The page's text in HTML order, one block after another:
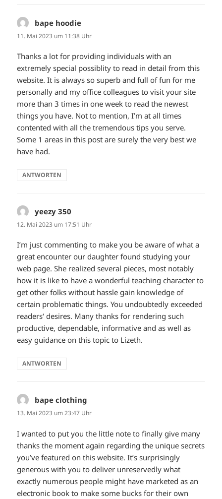
bape hoodie
11. Mai 2023 um 11:38 Uhr
Thanks a lot for providing individuals with an
extremely special possiblity to read in detail from this
website. It is always so superb and full of fun for me
personally and my office colleagues to visit your site
more than 3 times in one week to read the newest
things you have. Not to mention, I’m at all times
contented with all the tremendous tips you serve.
Some 1 areas in this post are surely the very best we
have had.
ANTWORTEN
yeezy 350
12. Mai 2023 um 17:51 Uhr
I’m just commenting to make you be aware of what a
great encounter our daughter found studying your
web page. She realized several pieces, most notably
how it is like to have a wonderful teaching character to
get other folks without hassle gain knowledge of
certain problematic things. You undoubtedly exceeded
readers‘ desires. Many thanks for rendering such
productive, dependable, informative and as well as
easy guidance on this topic to Lizeth.
ANTWORTEN
bape clothing
13. Mai 2023 um 23:47 Uhr
I wanted to put you the little note to finally give many
thanks the moment again regarding the unique secrets
you’ve featured on this website. It’s surprisingly
generous with you to deliver unreservedly what
exactly numerous people might have marketed as an
electronic book to make some bucks for their own